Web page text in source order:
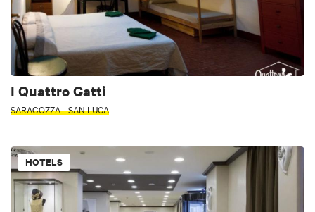
I Quattro Gatti
SARAGOZZA - SAN LUCA
HOTELS